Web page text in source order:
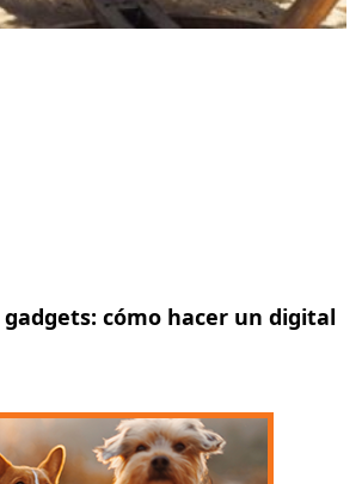
gadgets: cómo hacer un digital